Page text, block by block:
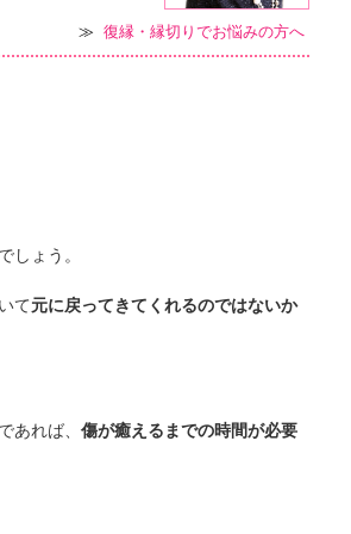
≫復縁・縁切りでお悩みの方へ
しょう。
て元に戻ってきてくれるのではないか
あれば、傷が癒えるまでの時間が必要